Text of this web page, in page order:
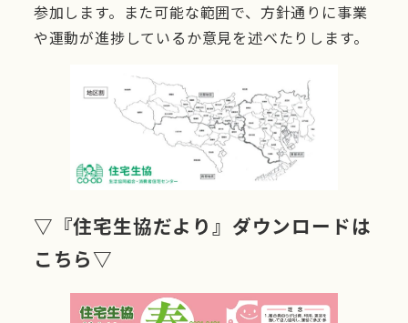
参加します。また可能な範囲で、方針通りに事業
や運動が進捗しているか意見を述べたりします。
▽『住宅生協だより』ダウンロードは
こちら▽